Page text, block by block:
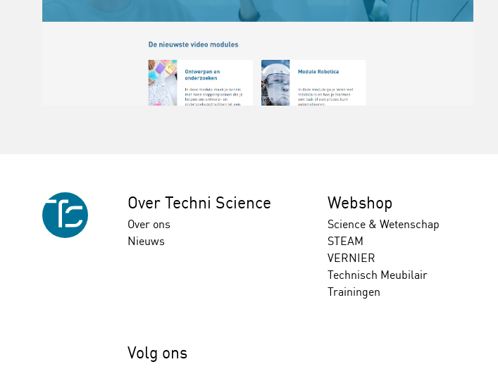
Over Techni Science
Over ons
Nieuws
Webshop
Science & Wetenschap
STEAM
VERNIER
Technisch Meubilair
Trainingen
Volg ons